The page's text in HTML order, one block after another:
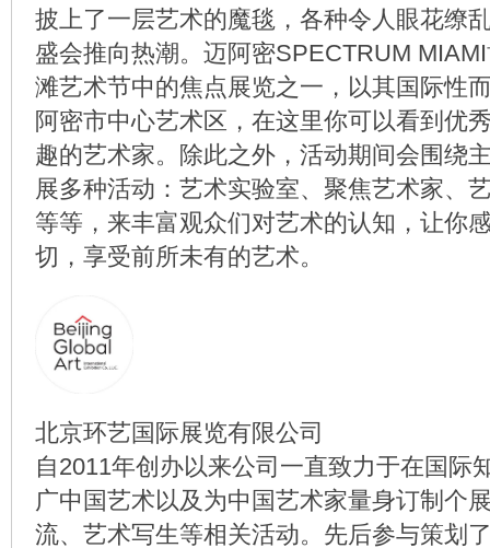
披上了一层艺术的魔毯，各种令人眼花缭
盛会推向热潮。迈阿密SPECTRUM
滩艺术节中的焦点展览之一，以其国际性
阿密市中心艺术区，在这里你可以看到优
趣的艺术家。除此之外，活动期间会围绕
展多种活动：艺术实验室、聚焦艺术家、
等等，来丰富观众们对艺术的认知，让你
切，享受前所未有的艺术。
北京环艺国际展览有限公司
自2011年创办以来公司一直致力于在国际
广中国艺术以及为中国艺术家量身订制个
流、艺术写生等相关活动。先后参与策划